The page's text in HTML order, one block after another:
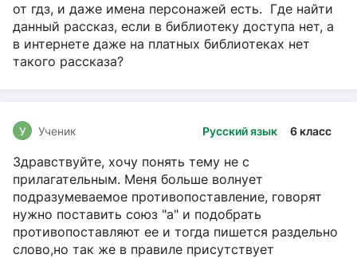
от гдз, и даже имена персонажей есть. Где найти
данный рассказ, если в библиотеку доступа нет, а
в интернете даже на платных библиотеках нет
такого рассказа?
Русский язык 6 класс
У Ученик
Здравствуйте, хочу понять тему не с
прилагательным. Меня больше волнует
подразумеваемое противопоставление, говорят
нужно поставить союз "а" и подобрать
противопоставляют ее и тогда пишется раздельно
слово,но так же в правиле присутствует